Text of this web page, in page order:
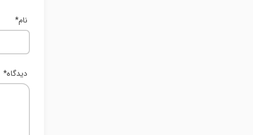
دیدگاه*
نام*